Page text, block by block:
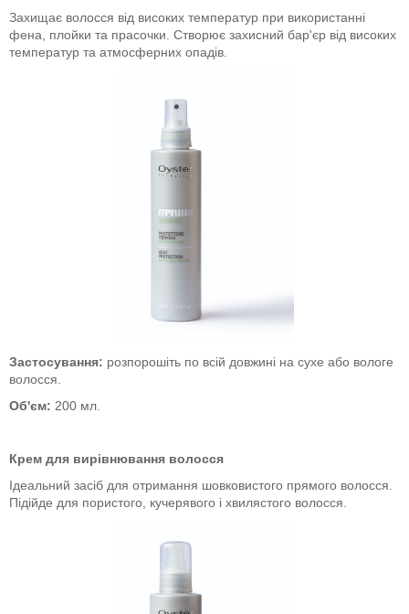
Захищає волосся від високих температур при використанні
фена, плойки та прасочки. Створює захисний бар'єр від високих
температур та атмосферних опадів.
Застосування: розпорошіть по всій довжині на сухе або вологе
волосся.
Об'єм: 200 мл.
Крем для вирівнювання волосся
Ідеальний засіб для отримання шовковистого прямого волосся.
Підійде для пористого, кучерявого і хвилястого волосся.